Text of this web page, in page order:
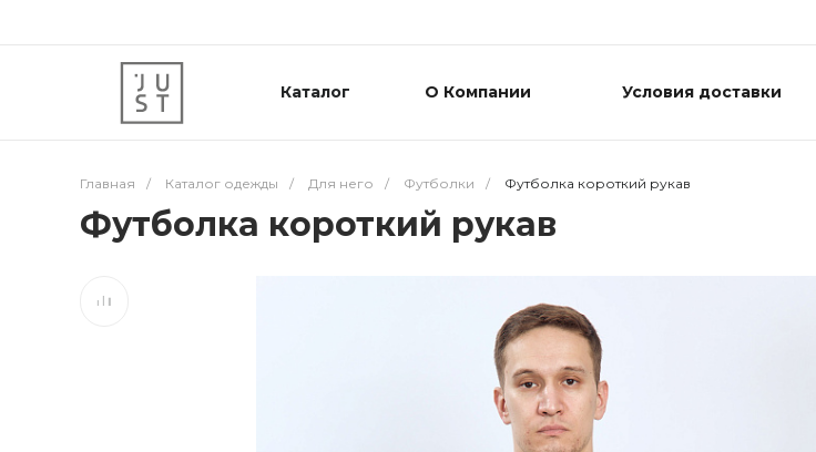
Каталог О Компании Условия доставки
Главная / Каталог одежды / Для него / Футболки / Футболка короткий рукав
Футболка короткий рукав